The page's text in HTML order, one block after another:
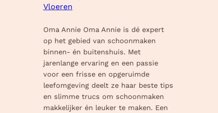
Vloeren
Oma Annie Oma Annie is dé expert
op het gebied van schoonmaken
binnen- én buitenshuis. Met
jarenlange ervaring en een passie
voor een frisse en opgeruimde
leefomgeving deelt ze haar beste tips
en slimme trucs om schoonmaken
makkelijker én leuker te maken. Een